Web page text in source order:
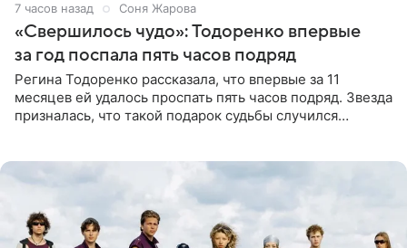
7 часов назад Соня Жарова
«Свершилось чудо»: Тодоренко впервые
за год поспала пять часов подряд
Регина Тодоренко рассказала, что впервые за 11
месяцев ей удалось проспать пять часов подряд. Звезда
призналась, что такой подарок судьбы случился